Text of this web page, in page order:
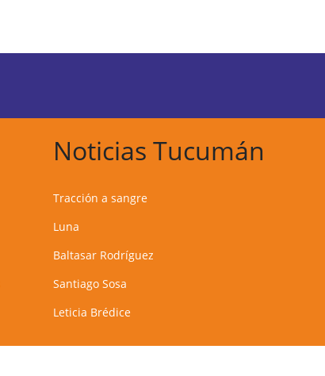
Noticias Tucumán
Tracción a sangre
Luna
Baltasar Rodríguez
Santiago Sosa
Leticia Brédice